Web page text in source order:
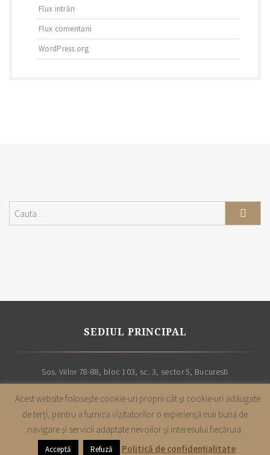
Flux intrări
Flux comentarii
WordPress.org
SEDIUL PRINCIPAL
Sos. Viilor 78-88, bloc 103, sc. 3, sector 5, Bucuresti
Copyright |Cabinet avocatura Leon & Asociatii| Toate drepturile sunt
rezervate | 2019
Acest website foloseşte cookie-uri proprii cât şi cookie-uri adăugate
de terţi, pentru a furniza vizitatorilor o experienţă mai bună de
navigare şi servicii adaptate nevoilor şi interesului fiecăruia.
Acceptă Refuză Politică de confidențialitate